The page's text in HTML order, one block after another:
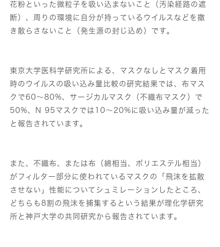
花粉といった微粒子を吸い込まないこと（汚染経路の遮
断）、周りの環境に自分が持っているウイルスなどを撒
き散らさないこと（発生源の封じ込め）です。
東京大学医科学研究所による、マスクなしとマスク着用
時のウイルスの吸い込み量比較の研究結果では、布マス
クで60〜80%、サージカルマスク（不織布マスク）で
50%、N 95マスクでは10〜20%に吸い込み量が減った
と報告されています。
また、不織布、または布（綿相当、ポリエステル相当）
がフィルター部分に使われているマスクの「飛沫を拡散
させない」性能についてシュミレーションしたところ、
どちらも8割の飛沫を捕集するという結果が理化学研究
所と神戸大学の共同研究から報告されています。